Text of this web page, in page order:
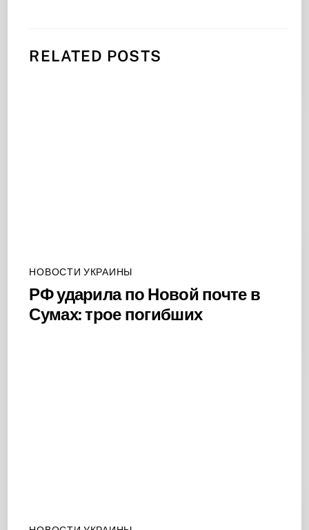
RELATED POSTS
НОВОСТИ УКРАИНЫ
РФ ударила по Новой почте в
Сумах: трое погибших